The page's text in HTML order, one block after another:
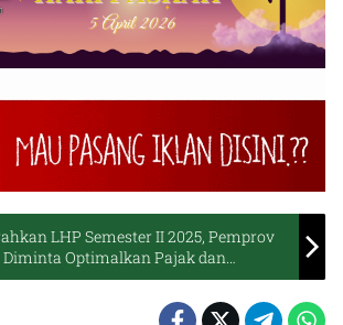
LHP Semester II 2025, Pemprov
Optimalkan Pajak dan
Belanja